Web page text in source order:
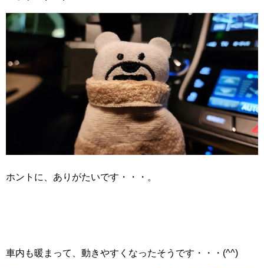
ホントに、ありがたいです・・・。
車内も暖まって、動きやすくなったそうです・・・(^^)